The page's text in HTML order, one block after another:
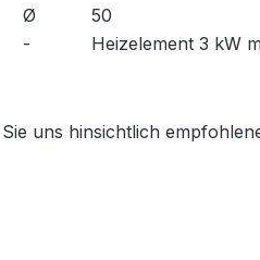
Ø 50
-
Heizelement 3 kW
uns hinsichtlich